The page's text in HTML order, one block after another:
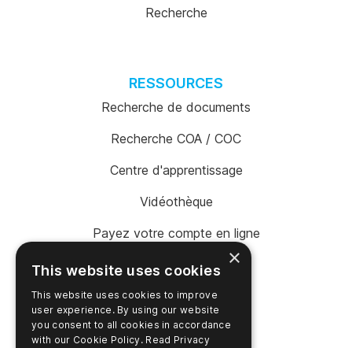
Recherche
RESSOURCES
Recherche de documents
Recherche COA / COC
Centre d'apprentissage
Vidéothèque
Payez votre compte en ligne
PRODUITS
Soutien
×
This website uses cookies
This website uses cookies to improve
user experience. By using our website
you consent to all cookies in accordance
with our Cookie Policy. Read Privacy